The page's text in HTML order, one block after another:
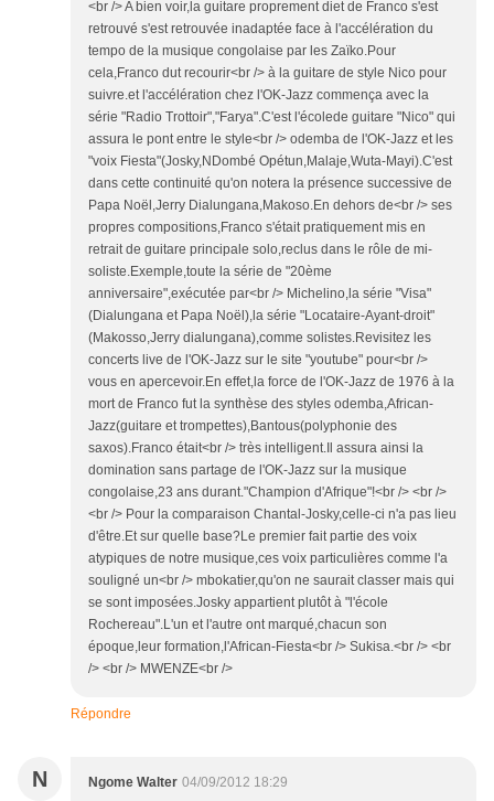
<br /> A bien voir,la guitare proprement diet de Franco s'est
retrouvé s'est retrouvée inadaptée face à l'accélération du
tempo de la musique congolaise par les Zaïko.Pour
cela,Franco dut recourir<br /> à la guitare de style Nico pour
suivre.et l'accélération chez l'OK-Jazz commença avec la
série "Radio Trottoir","Farya".C'est l'écolede guitare "Nico" qui
assura le pont entre le style<br /> odemba de l'OK-Jazz et les
"voix Fiesta"(Josky,NDombé Opétun,Malaje,Wuta-Mayi).C'est
dans cette continuité qu'on notera la présence successive de
Papa Noël,Jerry Dialungana,Makoso.En dehors de<br /> ses
propres compositions,Franco s'était pratiquement mis en
retrait de guitare principale solo,reclus dans le rôle de mi-
soliste.Exemple,toute la série de "20ème
anniversaire",exécutée par<br /> Michelino,la série "Visa"
(Dialungana et Papa Noël),la série "Locataire-Ayant-droit"
(Makosso,Jerry dialungana),comme solistes.Revisitez les
concerts live de l'OK-Jazz sur le site "youtube" pour<br />
vous en apercevoir.En effet,la force de l'OK-Jazz de 1976 à la
mort de Franco fut la synthèse des styles odemba,African-
Jazz(guitare et trompettes),Bantous(polyphonie des
saxos).Franco était<br /> très intelligent.Il assura ainsi la
domination sans partage de l'OK-Jazz sur la musique
congolaise,23 ans durant."Champion d'Afrique"!<br /> <br />
<br /> Pour la comparaison Chantal-Josky,celle-ci n'a pas lieu
d'être.Et sur quelle base?Le premier fait partie des voix
atypiques de notre musique,ces voix particulières comme l'a
souligné un<br /> mbokatier,qu'on ne saurait classer mais qui
se sont imposées.Josky appartient plutôt à "l'école
Rochereau".L'un et l'autre ont marqué,chacun son
époque,leur formation,l'African-Fiesta<br /> Sukisa.<br /> <br
/> <br /> MWENZE<br />
Répondre
N Ngome Walter 04/09/2012 18:29